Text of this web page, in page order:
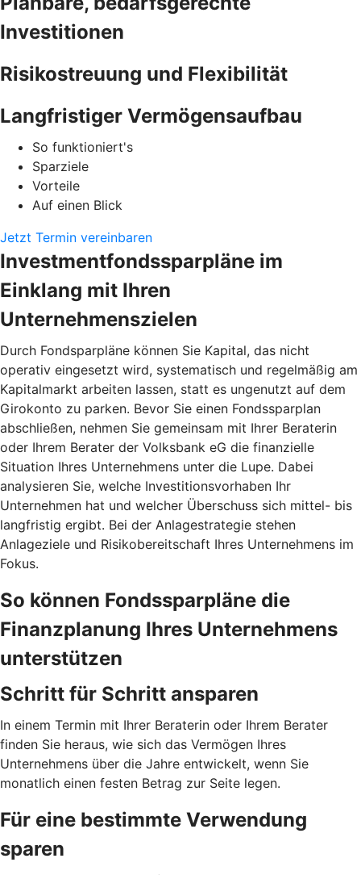
Investitionen
Risikostreuung und Flexibilität
Langfristiger Vermögensaufbau
So funktioniert's
Sparziele
Vorteile
Auf einen Blick
Jetzt Termin vereinbaren
Investmentfondssparpläne im
Einklang mit Ihren
Unternehmenszielen
Durch Fondsparpläne können Sie Kapital, das nicht
operativ eingesetzt wird, systematisch und regelmäßig am
Kapitalmarkt arbeiten lassen, statt es ungenutzt auf dem
Girokonto zu parken. Bevor Sie einen Fondssparplan
abschließen, nehmen Sie gemeinsam mit Ihrer Beraterin
oder Ihrem Berater der Volksbank eG die finanzielle
Situation Ihres Unternehmens unter die Lupe. Dabei
analysieren Sie, welche Investitionsvorhaben Ihr
Unternehmen hat und welcher Überschuss sich mittel- bis
langfristig ergibt. Bei der Anlagestrategie stehen
Anlageziele und Risikobereitschaft Ihres Unternehmens im
Fokus.
So können Fondssparpläne die
Finanzplanung Ihres Unternehmens
unterstützen
Schritt für Schritt ansparen
In einem Termin mit Ihrer Beraterin oder Ihrem Berater
finden Sie heraus, wie sich das Vermögen Ihres
Unternehmens über die Jahre entwickelt, wenn Sie
monatlich einen festen Betrag zur Seite legen.
Für eine bestimmte Verwendung
sparen